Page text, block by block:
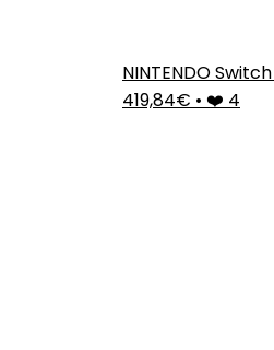
NINTENDO
419,84€ • ❤️ 4